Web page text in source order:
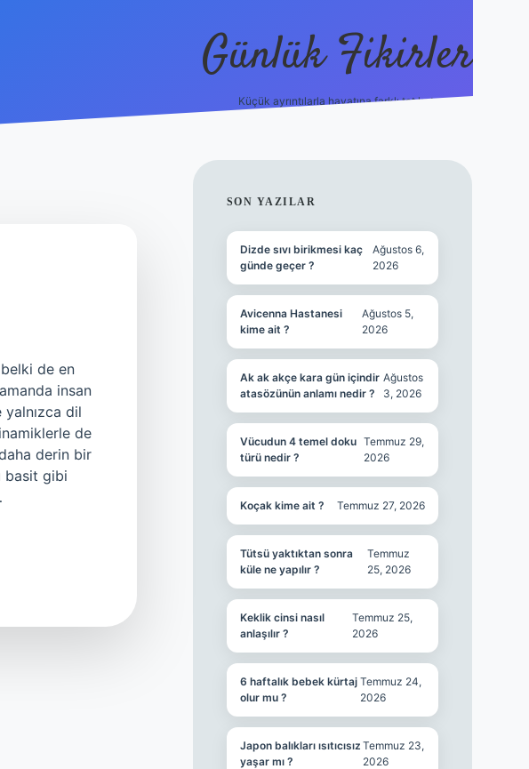
Günlük Fikirler
Küçük ayrıntılarla hayatına farklı tat kat.
de en
insan
yalnızca dil
de
derin bir
basit gibi
SIDEBAR
SON YAZILAR
Dizde sıvı birikmesi kaç
günde geçer ?
Ağustos 6,
2026
Avicenna Hastanesi
kime ait ?
Ağustos 5,
2026
Ak ak akçe kara gün içindir
atasözünün anlamı nedir ?
Ağustos
3, 2026
Vücudun 4 temel doku
türü nedir ?
Temmuz 29,
2026
Koçak kime ait ? Temmuz 27, 2026
Tütsü yaktıktan sonra
küle ne yapılır ?
Temmuz
25, 2026
Keklik cinsi nasıl
anlaşılır ?
Temmuz 25,
2026
6 haftalık bebek kürtaj
olur mu ?
Temmuz 24,
2026
Japon balıkları ısıtıcısız
yaşar mı ?
Temmuz 23,
2026
ilbet yeni